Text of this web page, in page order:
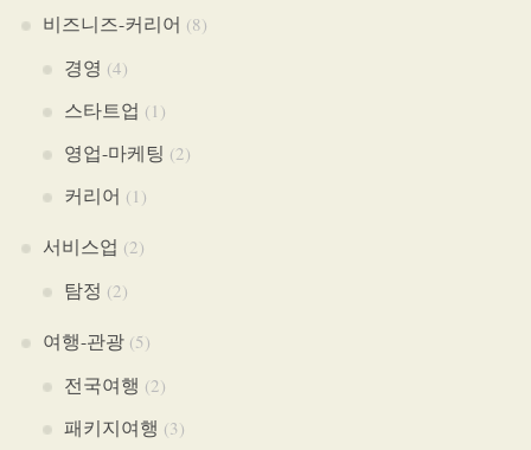
비즈니즈-커리어 (8)
경영 (4)
스타트업 (1)
영업-마케팅 (2)
커리어 (1)
서비스업 (2)
탐정 (2)
여행-관광(5)
전국여행 (2)
패키지여행 (3)